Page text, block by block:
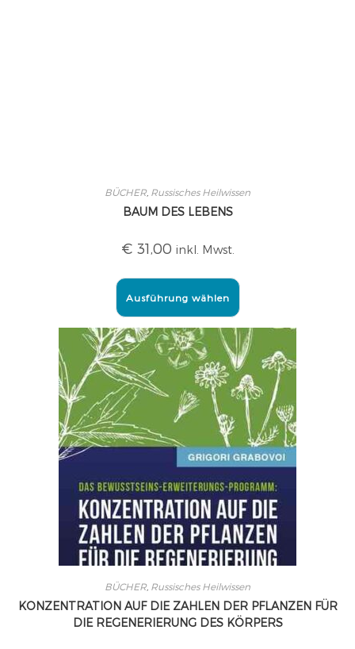
BÜCHER, Russisches Heilwissen
BAUM DES LEBENS
€ 31,00 inkl. Mwst.
Ausführung wählen
BÜCHER, Russisches Heilwissen
KONZENTRATION AUF DIE ZAHLEN DER PFLANZEN FÜR
DIE REGENERIERUNG DES KÖRPERS